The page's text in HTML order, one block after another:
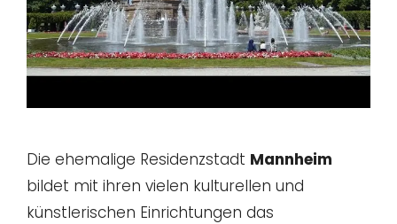
Die ehemalige Residenzstadt Mannheim
bildet mit ihren vielen kulturellen und
künstlerischen Einrichtungen das